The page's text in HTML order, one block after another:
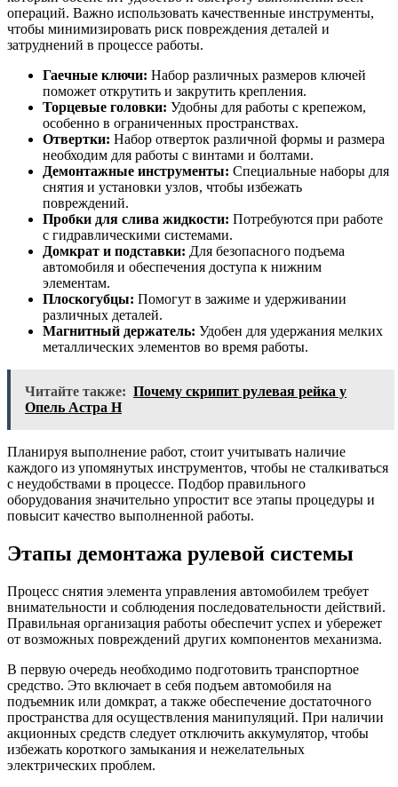
операций. Важно использовать качественные инструменты,
чтобы минимизировать риск повреждения деталей и
затруднений в процессе работы.
Гаечные ключи: Набор различных размеров ключей
поможет открутить и закрутить крепления.
Торцевые головки: Удобны для работы с крепежом,
особенно в ограниченных пространствах.
Отвертки: Набор отверток различной формы и размера
необходим для работы с винтами и болтами.
Демонтажные инструменты: Специальные наборы для
снятия и установки узлов, чтобы избежать
повреждений.
Пробки для слива жидкости: Потребуются при работе
с гидравлическими системами.
Домкрат и подставки: Для безопасного подъема
автомобиля и обеспечения доступа к нижним
элементам.
Плоскогубцы: Помогут в зажиме и удерживании
различных деталей.
Магнитный держатель: Удобен для удержания мелких
металлических элементов во время работы.
Читайте также: Почему скрипит рулевая рейка у
Опель Астра H
Планируя выполнение работ, стоит учитывать наличие
каждого из упомянутых инструментов, чтобы не сталкиваться
с неудобствами в процессе. Подбор правильного
оборудования значительно упростит все этапы процедуры и
повысит качество выполненной работы.
Этапы демонтажа рулевой системы
Процесс снятия элемента управления автомобилем требует
внимательности и соблюдения последовательности действий.
Правильная организация работы обеспечит успех и убережет
от возможных повреждений других компонентов механизма.
В первую очередь необходимо подготовить транспортное
средство. Это включает в себя подъем автомобиля на
подъемник или домкрат, а также обеспечение достаточного
пространства для осуществления манипуляций. При наличии
акционных средств следует отключить аккумулятор, чтобы
избежать короткого замыкания и нежелательных
электрических проблем.